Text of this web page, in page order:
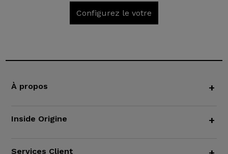
Configurez le votre
À propos +
Inside Origine +
Services Client